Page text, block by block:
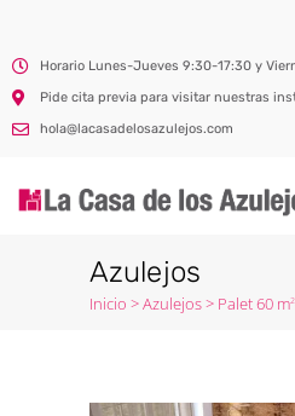
Horario Lunes-Jueves 9:30-17:30 y
Pide cita previa para visitar nuestras
hola@lacasadelosazulejos.com
Azulejos
Inicio >Azulejos> Palet 60 m2